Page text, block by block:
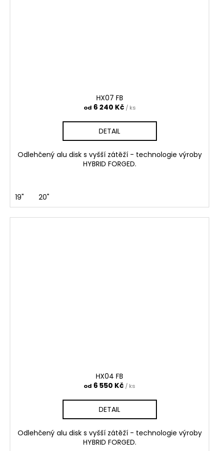
HX07 FB
od 6 240 Kč / ks
DETAIL
Odlehčený alu disk s vyšší zátěží - technologie výroby
HYBRID FORGED.
19" 20"
HX04 FB
od 6 550 Kč / ks
DETAIL
Odlehčený alu disk s vyšší zátěží - technologie výroby
HYBRID FORGED.